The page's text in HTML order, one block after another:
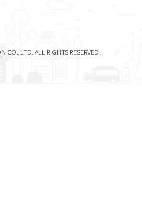
ALL RIGHTS RESERVED.